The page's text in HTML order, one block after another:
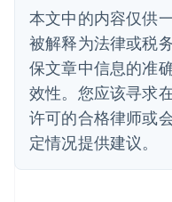
本文中的内容仅供
被解释为法律或税
保文章中信息的准
效性。您应该寻求
许可的合格律师或
定情况提供建议。
English
丹麦
English
德国
DeutschEnglish
法国
FrançaisEnglish
芬兰
EnglishSvenska